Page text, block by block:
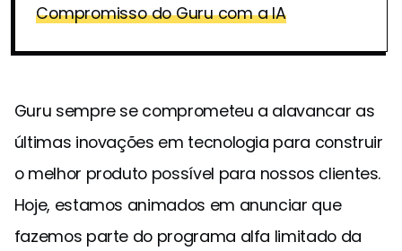
Compromisso do Guru com a IA
Guru sempre se comprometeu a alavancar as
últimas inovações em tecnologia para construir
o melhor produto possível para nossos clientes.
Hoje, estamos animados em anunciar que
fazemos parte do programa alfa limitado da